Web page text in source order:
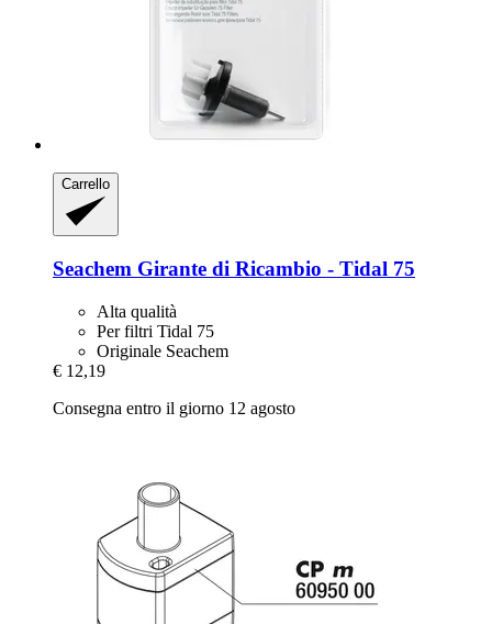
Carrello
Seachem Girante di Ricambio -​ Tidal 75
Alta qualità
Per filtri Tidal 75
Originale Seachem
€ 12,19
Consegna entro il giorno 12 agosto